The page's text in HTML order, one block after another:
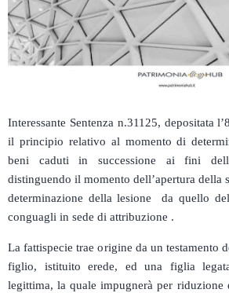
Interessante Sentenza n.31125, depositata
il principio relativo al momento di
beni caduti in successione ai fini
distinguendo il momento dell’apertura della
determinazione della lesione da quello
conguagli in sede di attribuzione .
La fattispecie trae origine da un testamento
figlio, istituito erede, ed una figlia
legittima, la quale impugnerà per riduzione